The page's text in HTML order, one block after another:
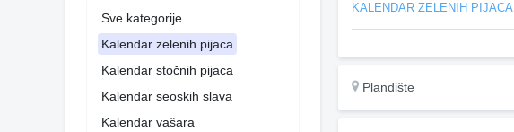
Sve kategorije
Kalendar zelenih pijaca
Kalendar stočnih pijaca
Kalendar seoskih slava
Kalendar vašara
KALENDAR ZELENIH PIJACA
Plandište